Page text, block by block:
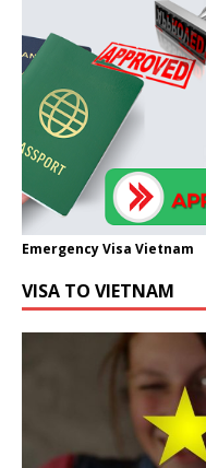
Emergency Visa Vietnam
VISA TO VIETNAM